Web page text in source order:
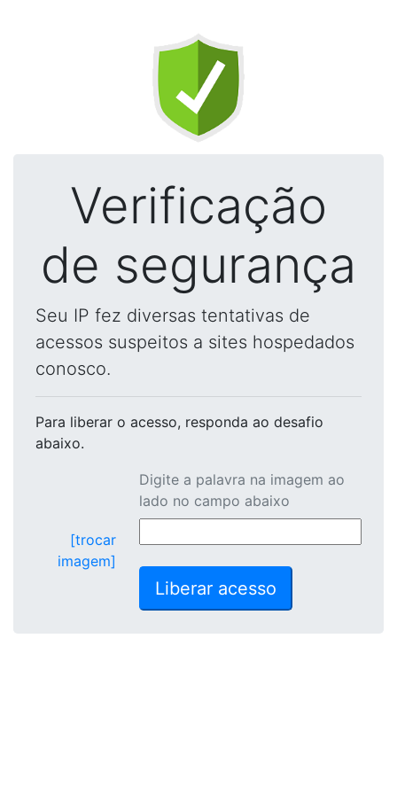
Verificação
de segurança
Seu IP fez diversas tentativas de
acessos suspeitos a sites hospedados
conosco.
Para liberar o acesso, responda ao desafio
abaixo.
[trocar
imagem]
Digite a palavra na imagem ao
lado no campo abaixo